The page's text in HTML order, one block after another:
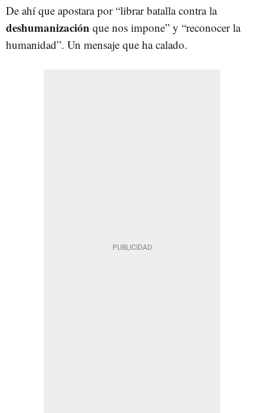
De ahí que apostara por “librar batalla contra la
deshumanización que nos impone” y “reconocer la
humanidad”. Un mensaje que ha calado.